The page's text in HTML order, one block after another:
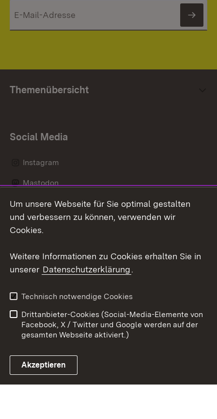
Themenübersicht
Social Media
Instagram
Mastodon
Messenger
Link zum Landesportal
Kontakt
Impressum
Cookies
Um unsere Webseite für Sie optimal gestalten
und verbessern zu können, verwenden wir
Cookies.
Weitere Informationen zu Cookies erhalten Sie in
unserer Datenschutzerklärung.
Technisch notwendige Cookies
Drittanbieter-Cookies (Social-Media-Elemente von
Facebook, X / Twitter und Google werden auf der
gesamten Webseite aktiviert.)
Akzeptieren